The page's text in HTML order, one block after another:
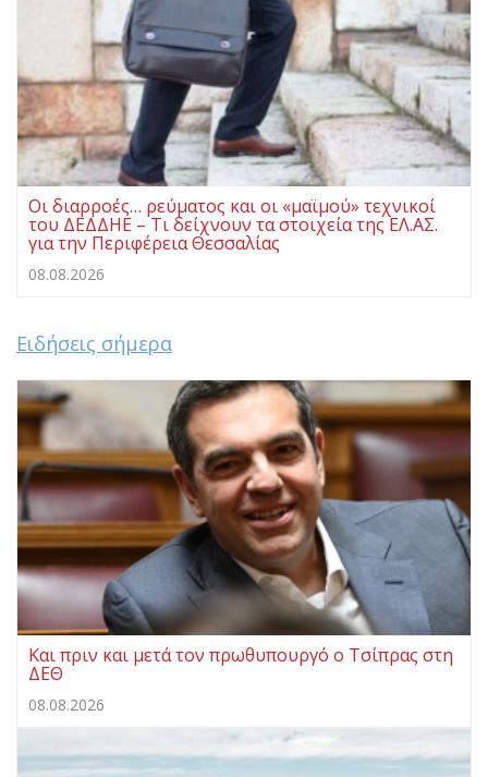
Οι διαρροές… ρεύματος και οι «μαϊμού» τεχνικοί
του ΔΕΔΔΗΕ – Τι δείχνουν τα στοιχεία της ΕΛ.ΑΣ.
για την Περιφέρεια Θεσσαλίας
08.08.2026
Ειδήσεις σήμερα
Και πριν και μετά τον πρωθυπουργό ο Τσίπρας στη
ΔΕΘ
08.08.2026